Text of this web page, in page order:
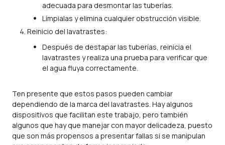
adecuada para desmontar las tuberías.
Límpialas y elimina cualquier obstrucción visible.
Reinicio del lavatrastes:
Después de destapar las tuberías, reinicia el
lavatrastes y realiza una prueba para verificar que
el agua fluya correctamente.
Ten presente que estos pasos pueden cambiar
dependiendo de la marca del lavatrastes. Hay algunos
dispositivos que facilitan este trabajo, pero también
algunos que hay que manejar con mayor delicadeza, puesto
que son más propensos a presentar fallas si se manipulan